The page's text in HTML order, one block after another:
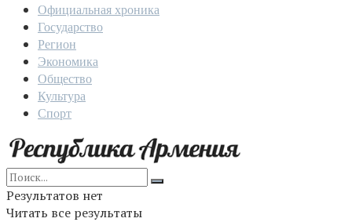
Официальная хроника
Государство
Регион
Экономика
Общество
Культура
Спорт
Результатов нет
Читать все результаты